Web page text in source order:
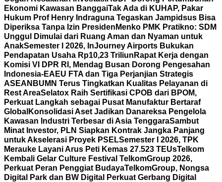
Ekonomi Kawasan BanggaiTak Ada di KUHAP, Pakar
Hukum Prof Henry Indraguna Tegaskan Jampidsus Bisa
Diperiksa Tanpa Izin Presiden Menko PMK Pratikno: SDM
Unggul Dimulai dari Ruang Aman dan Nyaman untuk
AnakSemester I 2026, InJourney Airports Bukukan
Pendapatan Usaha Rp10,23 Triliun Rapat Kerja dengan
Komisi VI DPR RI, Mendag Busan Dorong Pengesahan
Indonesia-EAEU FTA dan Tiga Perjanjian Strategis
ASEAN BUMN Terus Tingkatkan Kualitas Pelayanan di
Rest AreaSelatox Raih Sertifikasi CPOB dari BPOM,
Perkuat Langkah sebagai Pusat Manufaktur Bertaraf
Global Konsolidasi Aset Jadikan Danareksa Pengelola
Kawasan Industri Terbesar di Asia TenggaraSambut
Minat Investor, PLN Siapkan Kontrak Jangka Panjang
untuk Akselerasi Proyek PSELSemester I 2026, TPK
Merauke Layani Arus Peti Kemas 27.523 TEUsTelkom
Kembali Gelar Culture Festival TelkomGroup 2026,
Perkuat Peran Penggiat BudayaTelkomGroup, Nongsa
Digital Park dan BW Digital Perkuat Gerbang Digital